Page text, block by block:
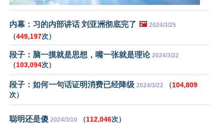
内幕：习的内部讲话 刘亚洲彻底完了 🖼️ 2024/3/25
（449,197次）
段子：脑一摸就是思想，嘴一张就是理论 2024/3/22
（103,094次）
段子：如何一句话证明消费已经降级 2024/3/22 （104,809
次）
聪明还是傻 2024/3/10 （112,046次）